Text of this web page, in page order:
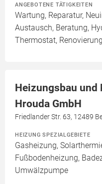
ANGEBOTENE TÄTIGKEITEN
Wartung, Reparatur,
Austausch, Beratung,
Thermostat,
Heizungsbau
Hrouda GmbH
Friedlander Str. 63, 12489
HEIZUNG SPEZIALGEBIETE
Gasheizung,
Fußbodenheizung,
Umwälzpumpe